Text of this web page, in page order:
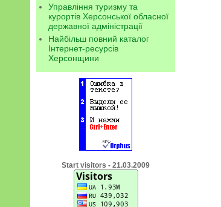
Управління туризму та
курортів Херсонської обласної
державної адміністрації
Найбільш повний каталог
Інтернет-ресурсів
Херсонщини
Start visitors - 21.03.2009